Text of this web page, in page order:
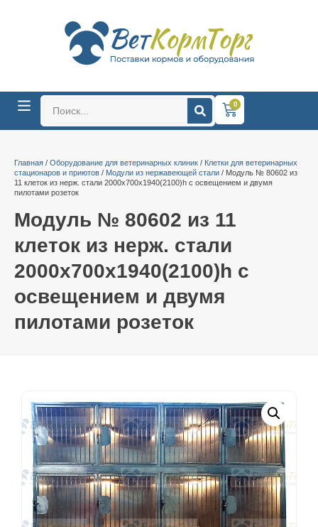
0
Главная / Оборудование для ветеринарных клиник / Клетки для ветеринарных
стационаров и приютов / Модули из нержавеющей стали / Модуль № 80602 из
11 клеток из нерж. стали 2000х700х1940(2100)h с освещением и двумя
пилотами розеток
Модуль № 80602 из 11
клеток из нерж. стали
2000х700х1940(2100)h с
освещением и двумя
пилотами розеток